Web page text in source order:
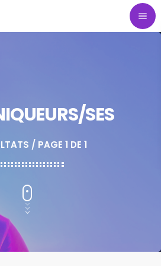
menu
SES
/ PAGE 1 DE 1